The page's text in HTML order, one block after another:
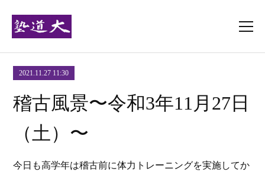
2021.11.27 11:30
稽古風景〜令和3年11月27日
（土）〜
今日も高学年は稽古前に体力トレーニングを実施してか